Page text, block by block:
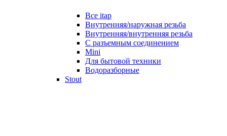
Все itap
Внутренняя/наружная резьба
Внутренняя/внутренняя резьба
С разъемным соединением
Mini
Для бытовой техники
Водоразборные
Stout